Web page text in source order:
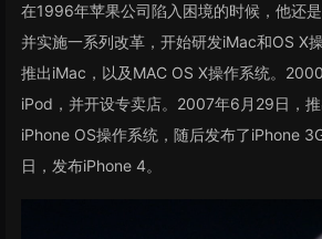
在1996年苹果公司陷入困境的时候，他还
并实施一系列改革，开始研发iMac和OS X
推出iMac，以及MAC OS X操作系统。
iPod，并开设专卖店。2007年6月29日，
iPhone OS操作系统，随后发布了iPhone
日，发布iPhone 4。